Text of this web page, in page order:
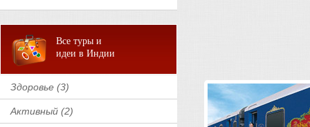
Все туры и
идеи в Индии
Здоровье (3)
Активный (2)